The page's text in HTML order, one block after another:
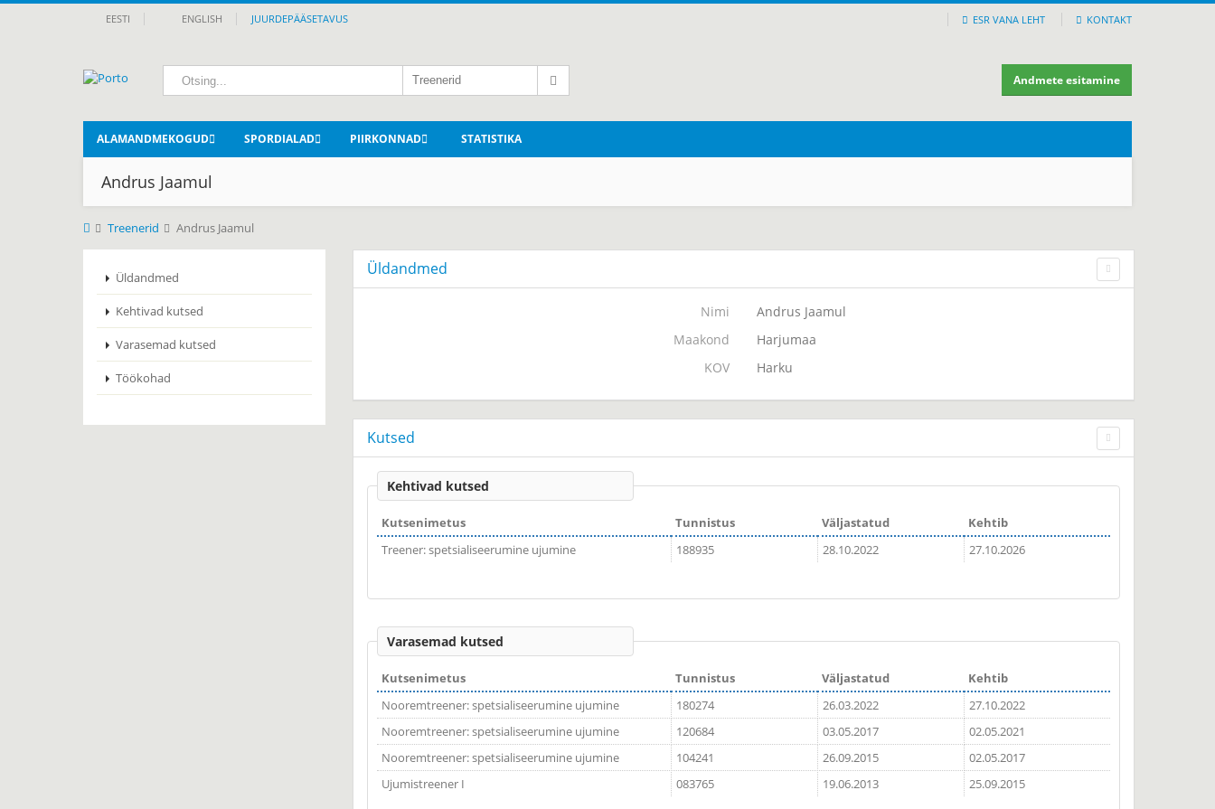
EESTI ENGLISH JUURDEPÄÄSETAVUS ESR VANA LEHT KONTAKT
Andmete esitamine
ALAMANDMEKOGUD SPORDIALAD PIIRKONNAD STATISTIKA
Andrus Jaamul
Treenerid Andrus Jaamul
Üldandmed
Kehtivad kutsed
Varasemad kutsed
Töökohad
Üldandmed
Nimi
Andrus Jaamul
Maakond
Harjumaa
KOV
Harku
Kutsed
Kehtivad kutsed
Kutsenimetus Tunnistus Väljastatud
Kehtib
Treener: spetsialiseerumine ujumine
188935 28.10.2022 27.10.2026
Varasemad kutsed
Kutsenimetus Tunnistus Väljastatud
Kehtib
Nooremtreener: spetsialiseerumine ujumine
180274 26.03.2022
27.10.2022
Nooremtreener: spetsialiseerumine ujumine
120684 03.05.2017
02.05.2021
Nooremtreener: spetsialiseerumine ujumine
104241 26.09.2015
02.05.2017
Ujumistreener I
083765 19.06.2013 25.09.2015